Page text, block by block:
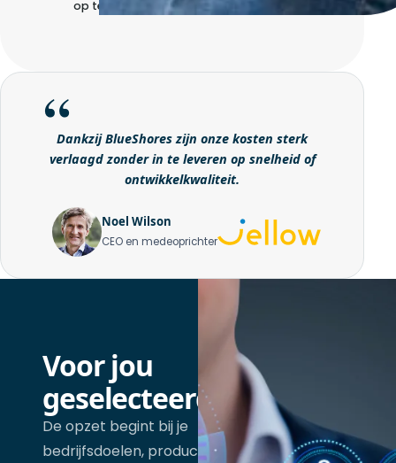
op te bouwen
Dankzij BlueShores zijn onze kosten sterk
verlaagd zonder in te leveren op snelheid of
ontwikkelkwaliteit.
Noel Wilson
CEO en medeoprichter
Voor jou
geselecteerd
De opzet begint bij je
bedrijfsdoelen, product,